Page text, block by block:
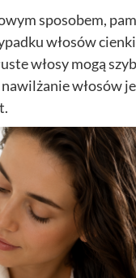
sposobem,
włosów
włosy mogą
włosów